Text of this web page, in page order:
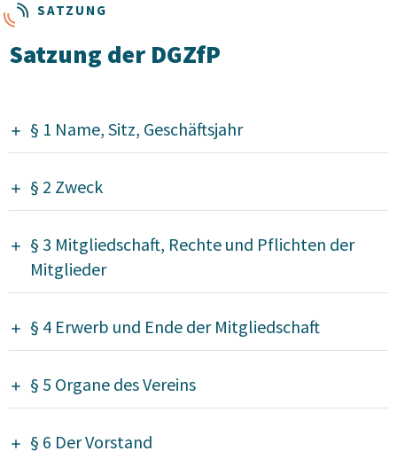
SATZUNG
Satzung der DGZfP
§ 1 Name, Sitz, Geschäftsjahr
§ 2 Zweck
§ 3 Mitgliedschaft, Rechte und Pflichten der
Mitglieder
§ 4 Erwerb und Ende der Mitgliedschaft
§ 5 Organe des Vereins
§ 6 Der Vorstand